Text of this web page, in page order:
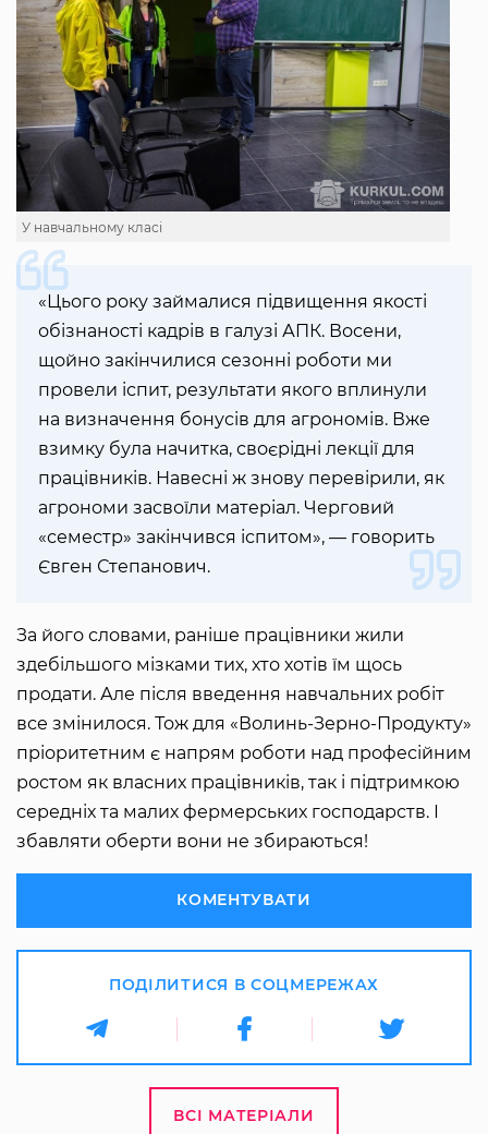
У навчальному класі
«Цього року займалися підвищення якості
обізнаності кадрів в галузі АПК. Восени,
щойно закінчилися сезонні роботи ми
провели іспит, результати якого вплинули
на визначення бонусів для агрономів. Вже
взимку була начитка, своєрідні лекції для
працівників. Навесні ж знову перевірили, як
агрономи засвоїли матеріал. Черговий
«семестр» закінчився іспитом», — говорить
Євген Степанович.
За його словами, раніше працівники жили
здебільшого мізками тих, хто хотів їм щось
продати. Але після введення навчальних робіт
все змінилося. Тож для «Волинь-Зерно-Продукту»
пріоритетним є напрям роботи над професійним
ростом як власних працівників, так і підтримкою
середніх та малих фермерських господарств. І
збавляти оберти вони не збираються!
КОМЕНТУВАТИ
ПОДІЛИТИСЯ В СОЦМЕРЕЖАХ
ВСІ МАТЕРІАЛИ